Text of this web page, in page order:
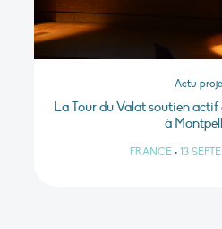
Actu
La Tour du Valat soutien actif
à
FRANCE • 13